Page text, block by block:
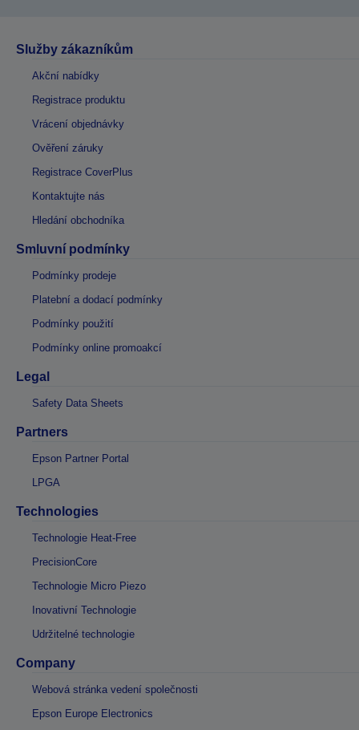
Služby zákazníkům
Akční nabídky
Registrace produktu
Vrácení objednávky
Ověření záruky
Registrace CoverPlus
Kontaktujte nás
Hledání obchodníka
Smluvní podmínky
Podmínky prodeje
Platební a dodací podmínky
Podmínky použití
Podmínky online promoakcí
Legal
Safety Data Sheets
Partners
Epson Partner Portal
LPGA
Technologies
Technologie Heat-Free
PrecisionCore
Technologie Micro Piezo
Inovativní Technologie
Udržitelné technologie
Company
Webová stránka vedení společnosti
Epson Europe Electronics